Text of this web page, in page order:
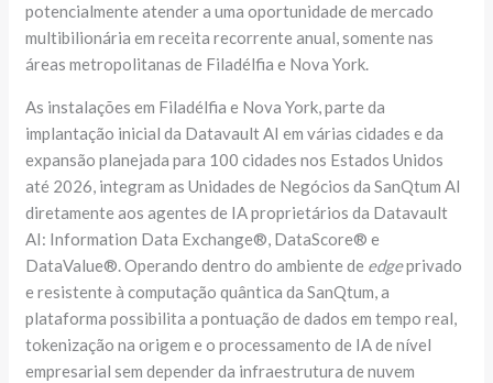
potencialmente atender a uma oportunidade de mercado
multibilionária em receita recorrente anual, somente nas
áreas metropolitanas de Filadélfia e Nova York.
As instalações em Filadélfia e Nova York, parte da
implantação inicial da Datavault AI em várias cidades e da
expansão planejada para 100 cidades nos Estados Unidos
até 2026, integram as Unidades de Negócios da SanQtum AI
diretamente aos agentes de IA proprietários da Datavault
AI: Information Data Exchange®, DataScore® e
DataValue®. Operando dentro do ambiente de edgeprivado
e resistente à computação quântica da SanQtum, a
plataforma possibilita a pontuação de dados em tempo real,
tokenização na origem e o processamento de IA de nível
empresarial sem depender da infraestrutura de nuvem